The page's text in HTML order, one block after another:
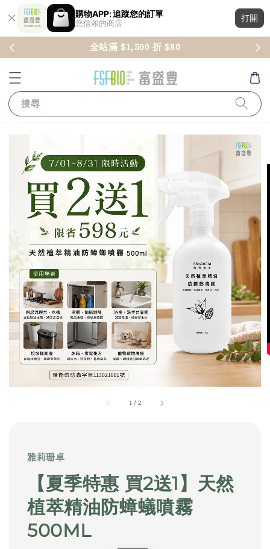
購物APP: 追蹤您的訂單
您信賴的商店
打開
全站滿 $1,500 折 $80
搜尋
1 / 2
雅莉珊卓
【夏季特惠 買2送1】天然
植萃精油防蟑蟻噴霧
500ML